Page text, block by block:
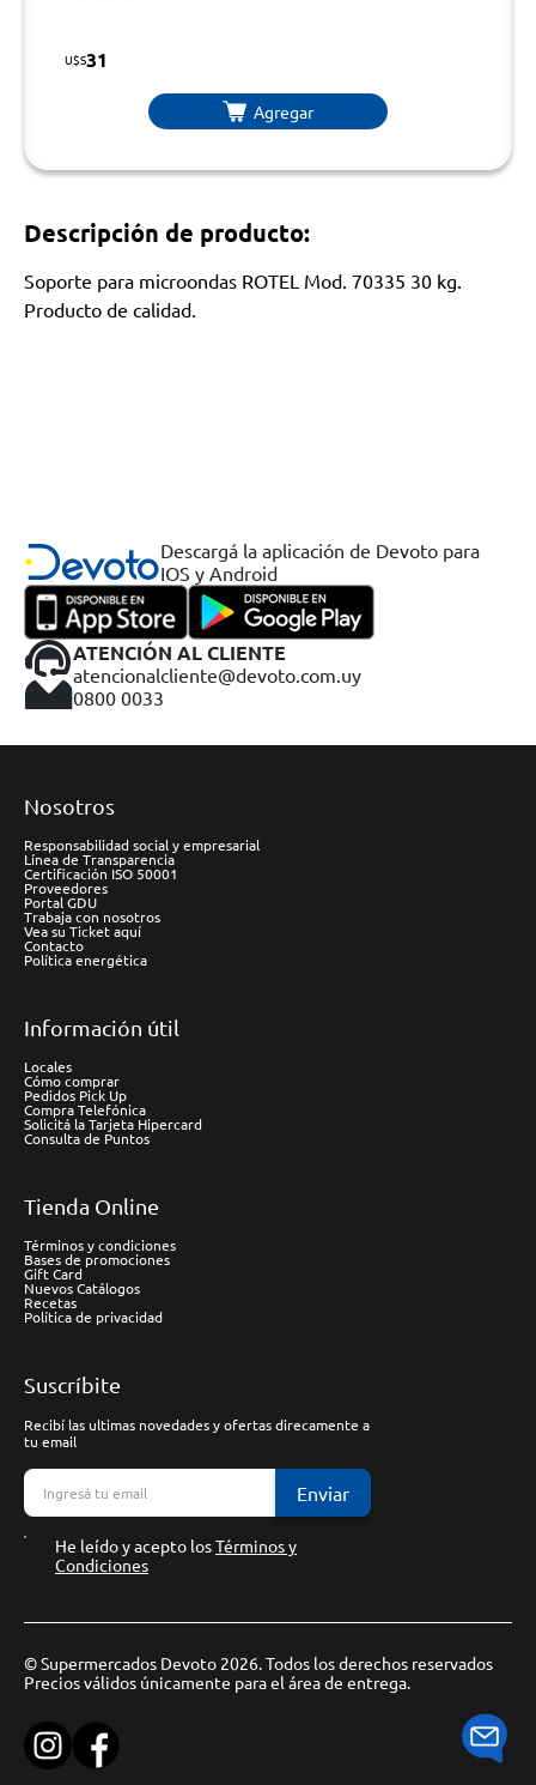
U$S31
Agregar
Descripción de producto:
Soporte para microondas ROTEL Mod. 70335 30 kg.
Producto de calidad.
Descargá la aplicación de Devoto para
IOS y Android
ATENCIÓN AL CLIENTE
atencionalcliente@devoto.com.uy
0800 0033
Nosotros
Responsabilidad social y empresarial
Línea de Transparencia
Certificación ISO 50001
Proveedores
Portal GDU
Trabaja con nosotros
Vea su Ticket aquí
Contacto
Política energética
Información útil
Locales
Cómo comprar
Pedidos Pick Up
Compra Telefónica
Solicitá la Tarjeta Hipercard
Consulta de Puntos
Tienda Online
Términos y condiciones
Bases de promociones
Gift Card
Nuevos Catálogos
Recetas
Política de privacidad
Suscríbite
Recibí las ultimas novedades y ofertas direcamente a
tu email
Enviar
He leído y acepto losTérminos y
Condiciones
© Supermercados Devoto 2026. Todos los derechos reservados
Precios válidos únicamente para el área de entrega.